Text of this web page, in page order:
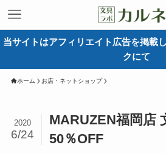
当サイトはアフィリエイト広告を掲載
クにて
ホーム お店・ネットショップ
MARUZEN福岡店
50％OFF
2020
6/24